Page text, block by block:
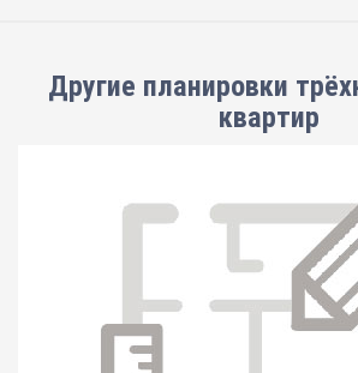
Другие планировки
квартир